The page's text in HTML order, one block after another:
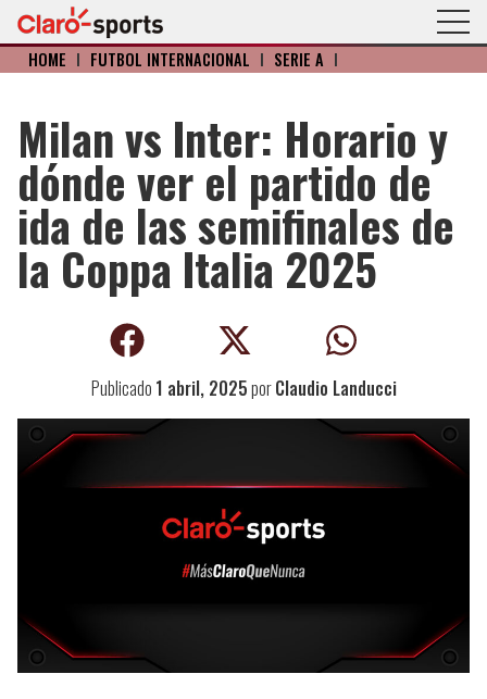
HOME I FÚTBOL INTERNACIONAL I SERIE A I
Milan vs Inter: Horario y
dónde ver el partido de
ida de las semifinales de
la Coppa Italia 2025
Publicado 1 abril, 2025porClaudio Landucci